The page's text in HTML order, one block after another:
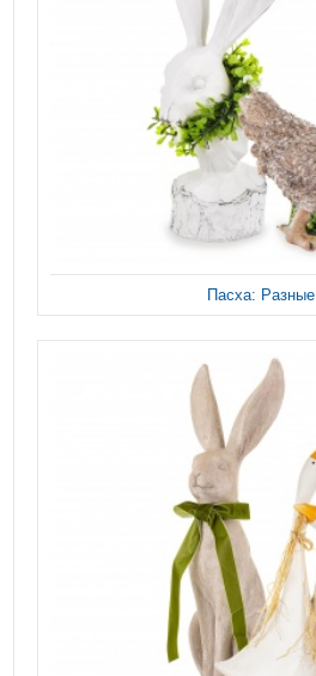
Пасха: Разные